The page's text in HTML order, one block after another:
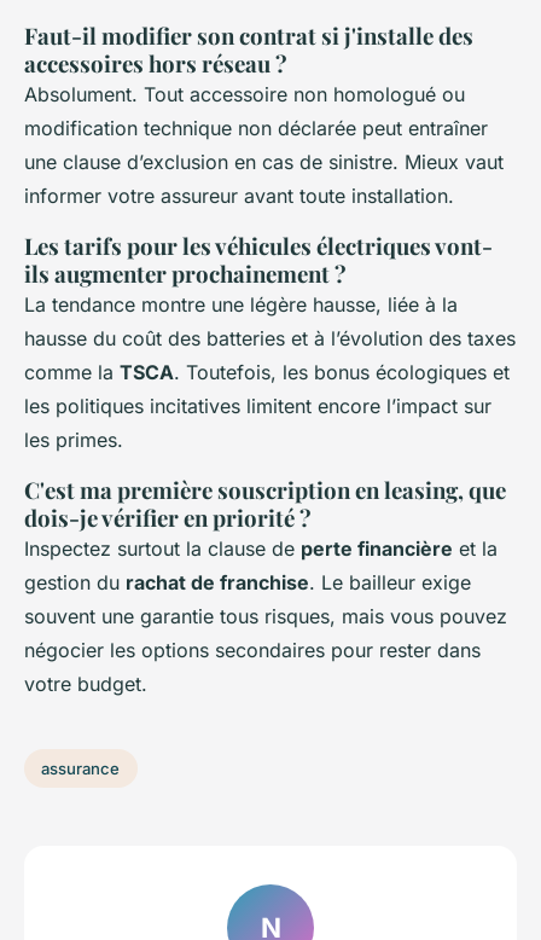
Faut-il modifier son contrat si j'installe des
accessoires hors réseau ?
Absolument. Tout accessoire non homologué ou
modification technique non déclarée peut entraîner
une clause d’exclusion en cas de sinistre. Mieux vaut
informer votre assureur avant toute installation.
Les tarifs pour les véhicules électriques vont-
ils augmenter prochainement ?
La tendance montre une légère hausse, liée à la
hausse du coût des batteries et à l’évolution des taxes
comme la TSCA. Toutefois, les bonus écologiques et
les politiques incitatives limitent encore l’impact sur
les primes.
C'est ma première souscription en leasing, que
dois-je vérifier en priorité ?
Inspectez surtout la clause de perte financière et la
gestion du rachat de franchise. Le bailleur exige
souvent une garantie tous risques, mais vous pouvez
négocier les options secondaires pour rester dans
votre budget.
assurance
N